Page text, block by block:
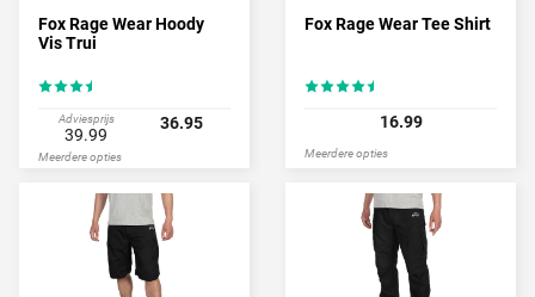
Fox Rage Wear Hoody
Vis Trui
Adviesprijs
39.99
36.95
Meerdere opties
Fox Rage Wear Tee Shirt
16.99
Meerdere opties